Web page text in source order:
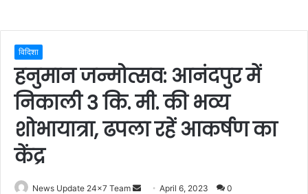
विदिशा
हनुमान जन्मोत्सव: आनंदपुर में
निकाली 3 कि. मी. की भव्य
शोभायात्रा, ढपला रहें आकर्षण का
केंद्र
News Update 24x7 Team
Send April 6, 2023 0